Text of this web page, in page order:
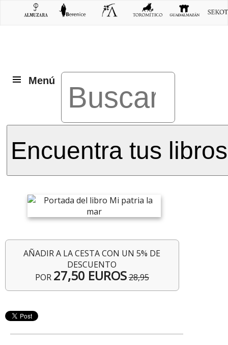
Menú
Encuentra tus libros
AÑADIR A LA CESTA CON UN 5% DE
DESCUENTO
POR 27,50 EUROS28,95